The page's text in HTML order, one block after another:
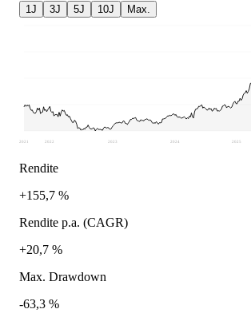
1J 3J 5J 10J Max.
2021 2022 2023 2024 2025
Rendite
+155,7 %
Rendite p.a. (CAGR)
+20,7 %
Max. Drawdown
-63,3 %